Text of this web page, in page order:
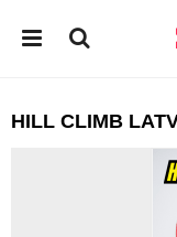
HILL CLIMB